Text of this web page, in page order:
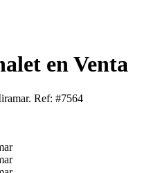
en Venta
Ref: #7564